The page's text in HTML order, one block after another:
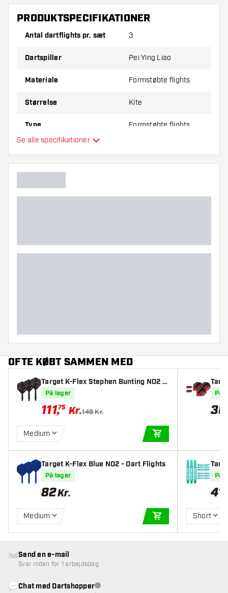
Dartshopper-tip!
Sørg for, at du har masser af flights og shafts
knækket ved brug.
anden tykkelse på flights for at finde ud af,
PRODUKTSPECIFIKATIONER
Antal dartflights pr. sæt 3
Dartspiller Pei Ying Liao
Materiale Formstøbte flights
Størrelse Kite
Type Formstøbte flights
Yderligere farver
Se alle specifikationer
OFTE KØBT SAMMEN MED
Target K-Flex Stephen Bunting NO2 -
Dart Flights
På lager
111,75 Kr.149 Kr.
Medium
Target K-Flex Blue NO2 - Dart Flights
På lager
82Kr.
Medium
TILFØJ TIL KURV
På
30
På
41
Short
Send en e-mail
Svar inden for 1 arbejdsdag
Chat med DartshopperKundeservice ikke tilgængelig